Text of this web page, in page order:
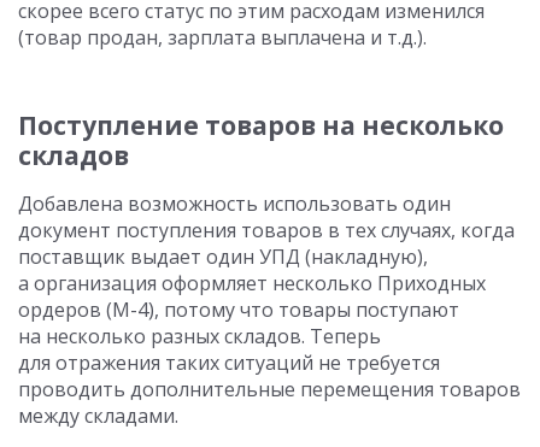
скорее всего статус по этим расходам изменился
(товар продан, зарплата выплачена и т.д.).
Поступление товаров на несколько
складов
Добавлена возможность использовать один
документ поступления товаров в тех случаях, когда
поставщик выдает один УПД (накладную),
а организация оформляет несколько Приходных
ордеров (М-4), потому что товары поступают
на несколько разных складов. Теперь
для отражения таких ситуаций не требуется
проводить дополнительные перемещения товаров
между складами.